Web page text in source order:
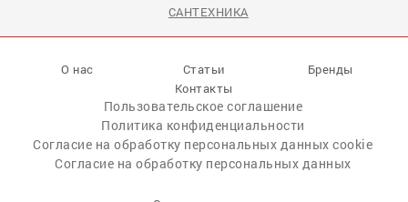
САНТЕХНИКА
О нас Статьи
Бренды
Контакты
Пользовательское соглашение
Политика конфиденциальности
Согласие на обработку персональных данных cookie
Согласие на обработку персональных данных